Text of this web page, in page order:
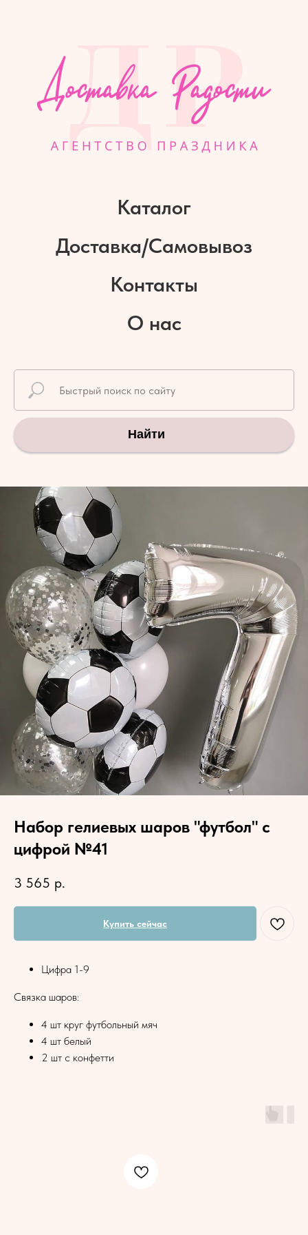
Каталог
Доставка/Самовывоз
Контакты
О нас
Найти
Набор гелиевых шаров "футбол" с
цифрой №41
3 565 р.
Купить сейчас
Цифра 1-9
Связка шаров:
4 шт круг футбольный мяч
4 шт белый
2 шт с конфетти